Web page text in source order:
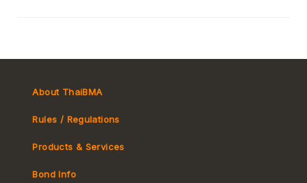
About ThaiBMA
Rules / Regulations
Products & Services
Bond Info